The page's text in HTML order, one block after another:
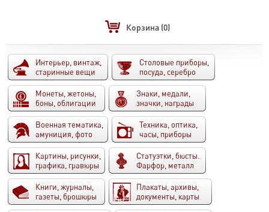
Корзина (0)
Интерьер, винтаж,
старинные вещи
Столовые приборы,
посуда, серебро
Монеты, жетоны,
боны, облигации
Знаки, медали,
значки, награды
Военная тематика,
амуниция, фото
Техника, оптика,
часы, приборы
Картины, рисунки,
графика, гравюры
Статуэтки, бюсты.
Фарфор, металл
Книги, журналы,
газеты, брошюры
Плакаты, архивы,
документы, карты